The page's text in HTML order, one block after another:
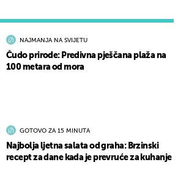
NAJMANJA NA SVIJETU
Čudo prirode: Predivna pješčana plaža na
100 metara od mora
GOTOVO ZA 15 MINUTA
Najbolja ljetna salata od graha: Brzinski
recept za dane kada je prevruće za kuhanje